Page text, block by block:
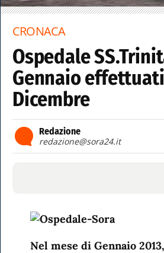
CRONACA
Ospedale
Gennaio
Dicembre
Redazione
redazione@sora24.it
Nel mese di Gennaio